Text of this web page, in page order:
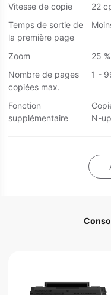
Vitesse de copie
22
Temps de sortie de
la première page
Zoom
25
Nombre de pages
copiées max.
1 -
Fonction
supplémentaire
N-